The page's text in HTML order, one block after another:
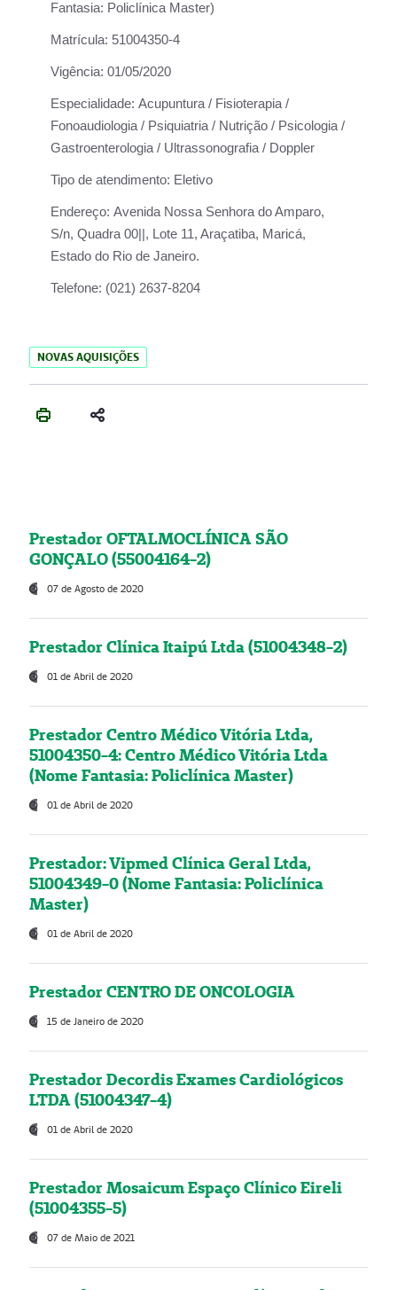
Fantasia: Policlínica Master)
Matrícula: 51004350-4
Vigência: 01/05/2020
Especialidade: Acupuntura / Fisioterapia /
Fonoaudiologia / Psiquiatria / Nutrição / Psicologia /
Gastroenterologia / Ultrassonografia / Doppler
Tipo de atendimento: Eletivo
Endereço: Avenida Nossa Senhora do Amparo,
S/n, Quadra 00||, Lote 11, Araçatiba, Maricá,
Estado do Rio de Janeiro.
Telefone: (021) 2637-8204
NOVAS AQUISIÇÕES
Prestador OFTALMOCLÍNICA SÃO
GONÇALO (55004164-2)
07 de Agosto de 2020
Prestador Clínica Itaipú Ltda (51004348-2)
01 de Abril de 2020
Prestador Centro Médico Vitória Ltda,
51004350-4: Centro Médico Vitória Ltda
(Nome Fantasia: Policlínica Master)
01 de Abril de 2020
Prestador: Vipmed Clínica Geral Ltda,
51004349-0 (Nome Fantasia: Policlínica
Master)
01 de Abril de 2020
Prestador CENTRO DE ONCOLOGIA
15 de Janeiro de 2020
Prestador Decordis Exames Cardiológicos
LTDA (51004347-4)
01 de Abril de 2020
Prestador Mosaicum Espaço Clínico Eireli
(51004355-5)
07 de Maio de 2021